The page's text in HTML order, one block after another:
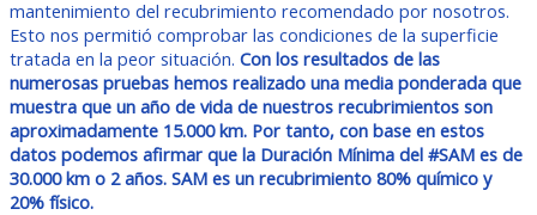
mantenimiento del recubrimiento recomendado por nosotros.
Esto nos permitió comprobar las condiciones de la superficie
tratada en la peor situación. Con los resultados de las
numerosas pruebas hemos realizado una media ponderada que
muestra que un año de vida de nuestros recubrimientos son
aproximadamente 15.000 km. Por tanto, con base en estos
datos podemos afirmar que la Duración Mínima del #SAM es de
30.000 km o 2 años. SAM es un recubrimiento 80% químico y
20% físico.